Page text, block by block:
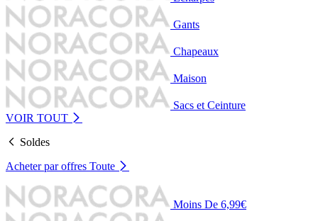
Gants
Chapeaux
Maison
Sacs et Ceinture
VOIR TOUT
Soldes
Acheter par offres Toute
Moins De 6,99€